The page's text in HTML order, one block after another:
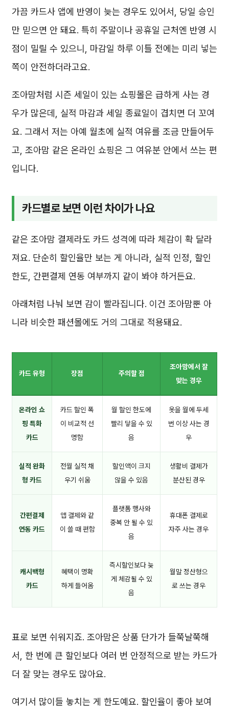
가끔 카드사 앱에 반영이 늦는 경우도 있어서, 당일 승인
만 믿으면 안 돼요. 특히 주말이나 공휴일 근처엔 반영 시
점이 밀릴 수 있으니, 마감일 하루 이틀 전에는 미리 넣는
쪽이 안전하더라고요.
조아맘처럼 시즌 세일이 있는 쇼핑몰은 급하게 사는 경
우가 많은데, 실적 마감과 세일 종료일이 겹치면 더 꼬여
요. 그래서 저는 아예 월초에 실적 여유를 조금 만들어두
고, 조아맘 같은 온라인 쇼핑은 그 여유분 안에서 쓰는 편
입니다.
카드별로 보면 이런 차이가 나요
같은 조아맘 결제라도 카드 성격에 따라 체감이 확 달라
져요. 단순히 할인율만 보는 게 아니라, 실적 인정, 할인
한도, 간편결제 연동 여부까지 같이 봐야 하거든요.
아래처럼 나눠 보면 감이 빨라집니다. 이건 조아맘뿐 아
니라 비슷한 패션몰에도 거의 그대로 적용돼요.
카드 유형 장점 주의할 점
조아맘에서 잘
맞는 경우
온라인 쇼
핑 특화
카드
카드 할인 폭
이 비교적 선
명함
월 할인 한도에
빨리 닿을 수 있
음
옷을 월에 두세
번 이상 사는 경
우
실적 완화
형 카드
전월 실적 채
우기 쉬움
할인액이 크지
않을 수 있음
생활비 결제가
분산된 경우
간편결제
연동 카드
앱 결제와 같
이 쓸 때 편함
플랫폼 행사와
중복 안 될 수 있
음
휴대폰 결제로
자주 사는 경우
캐시백형
카드
혜택이 명확
하게 들어옴
즉시할인보다 늦
게 체감될 수 있
음
월말 정산형으
로 쓰는 경우
표로 보면 쉬워지죠. 조아맘은 상품 단가가 들쭉날쭉해
서, 한 번에 큰 할인보다 여러 번 안정적으로 받는 카드가
더 잘 맞는 경우도 많아요.
여기서 많이들 놓치는 게 한도예요. 할인율이 좋아 보여